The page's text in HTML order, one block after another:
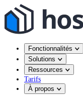
Fonctionnalités
Solutions
Ressources
Tarifs
À propos